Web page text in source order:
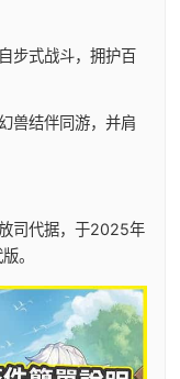
步式战斗，拥护百
兽结伴同游，并肩
司代据，于2025年
。